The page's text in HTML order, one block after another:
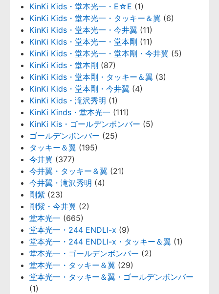
KinKi Kids・堂本光一・E☆E (1)
KinKi Kids・堂本光一・タッキー＆翼 (6)
KinKi Kids・堂本光一・今井翼 (11)
KinKi Kids・堂本光一・堂本剛 (11)
KinKi Kids・堂本光一・堂本剛・今井翼 (5)
KinKi Kids・堂本剛 (87)
KinKi Kids・堂本剛・タッキー＆翼 (3)
KinKi Kids・堂本剛・今井翼 (4)
KinKi Kids・滝沢秀明 (1)
KinKi Kinds・堂本光一 (111)
KinKi Kis・ゴールデンボンバー (5)
ゴールデンボンバー (25)
タッキー＆翼 (195)
今井翼 (377)
今井翼・タッキー＆翼 (21)
今井翼・滝沢秀明 (4)
剛紫 (23)
剛紫・今井翼 (2)
堂本光一 (665)
堂本光一・244 ENDLI-x (9)
堂本光一・244 ENDLI-x・タッキー＆翼 (1)
堂本光一・ゴールデンボンバー (2)
堂本光一・タッキー＆翼 (29)
堂本光一・タッキー＆翼・ゴールデンボンバー
(1)